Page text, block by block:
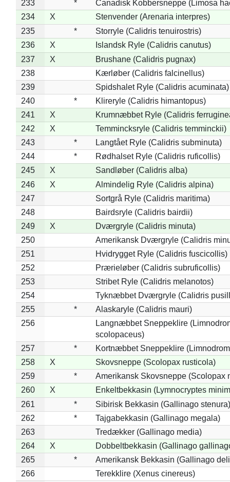
233 *
Canadisk Kobbersneppe (Limosa
234
X
Stenvender (Arenaria interpres)
235
*
Storryle (Calidris tenuirostris)
236
X
Islandsk Ryle (Calidris canutus)
237
X
Brushane (Calidris pugnax)
238
Kærløber (Calidris falcinellus)
239
Spidshalet Ryle (Calidris acuminata)
240
*
Klireryle (Calidris himantopus)
241
X
Krumnæbbet Ryle (Calidris
242
X
Temmincksryle (Calidris temminckii)
243
*
Langtået Ryle (Calidris subminuta)
244
*
Rødhalset Ryle (Calidris ruficollis)
245
X
Sandløber (Calidris alba)
246
X
Almindelig Ryle (Calidris alpina)
247
Sortgrå Ryle (Calidris maritima)
248
Bairdsryle (Calidris bairdii)
249
X
Dværgryle (Calidris minuta)
250
Amerikansk Dværgryle (Calidris
251
Hvidrygget Ryle (Calidris fuscicollis)
252
Prærieløber (Calidris subruficollis)
253
Stribet Ryle (Calidris melanotos)
254
Tyknæbbet Dværgryle (Calidris
255
*
Alaskaryle (Calidris mauri)
256
Langnæbbet Sneppeklire
scolopaceus)
257
*
Kortnæbbet Sneppeklire
258
X
Skovsneppe (Scolopax rusticola)
259
*
Amerikansk Skovsneppe (Scolopax
260
X
Enkeltbekkasin (Lymnocryptes
261
*
Sibirisk Bekkasin (Gallinago stenura)
262
*
Tajgabekkasin (Gallinago megala)
263
Tredækker (Gallinago media)
264
X
Dobbeltbekkasin (Gallinago
265
*
Amerikansk Bekkasin (Gallinago
266
Terekklire (Xenus cinereus)